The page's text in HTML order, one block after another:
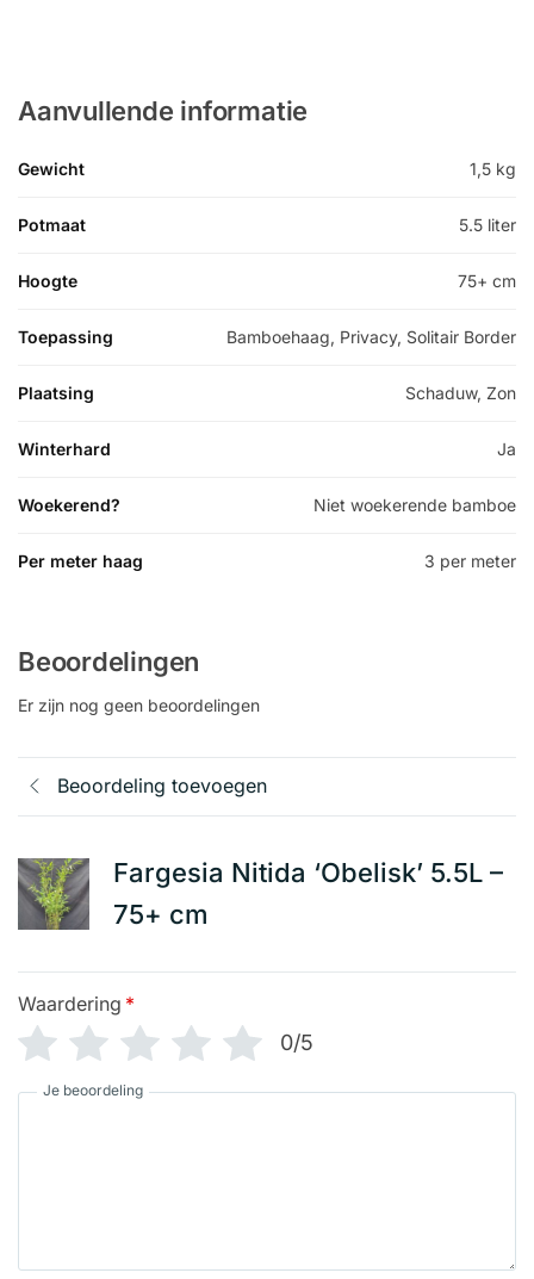
Aanvullende informatie
Gewicht 1,5 kg
Potmaat 5.5 liter
Hoogte 75+ cm
Toepassing Bamboehaag, Privacy, Solitair Border
Plaatsing Schaduw, Zon
Winterhard Ja
Woekerend? Niet woekerende bamboe
Per meter haag 3 per meter
Beoordelingen
Er zijn nog geen beoordelingen
Beoordeling toevoegen
Fargesia Nitida ‘Obelisk’ 5.5L –
75+ cm
Waardering *
0/5
Je beoordeling